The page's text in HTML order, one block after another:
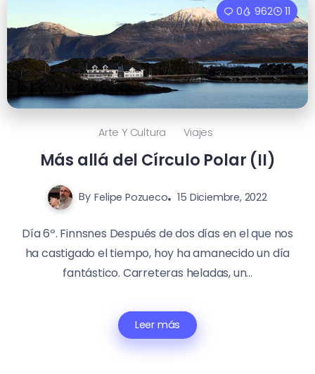
0 962 11
Arte Y Cultura Viajes
Más allá del Círculo Polar (II)
By Felipe Pozueco 15 Diciembre, 2022
Día 6º. Finnsnes Después de dos días en el que nos
ha castigado el tiempo, hoy ha amanecido un día
fantástico. Carreteras heladas, un...
Leer más